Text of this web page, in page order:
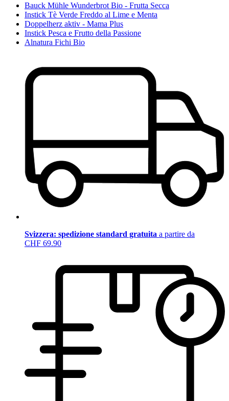
Bauck Mühle Wunderbrot Bio - Frutta Secca
Instick Tè Verde Freddo al Lime e Menta
Doppelherz aktiv - Mama Plus
Instick Pesca e Frutto della Passione
Alnatura Fichi Bio
Svizzera: spedizione standard gratuita a partire da
CHF 69.90